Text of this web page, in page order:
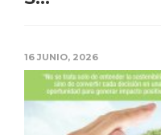
16 JUNIO, 2026